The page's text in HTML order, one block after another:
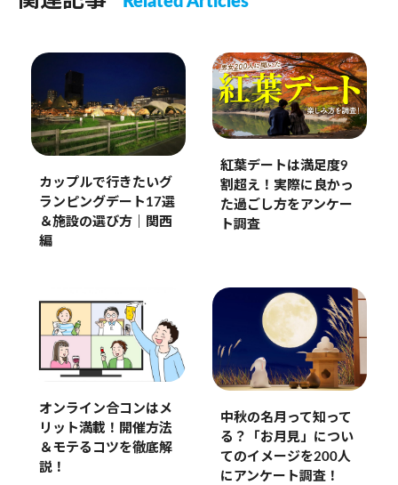
カップルで行きたいグ
ランピングデート17選
＆施設の選び方｜関西
編
紅葉デートは満足度9
割超え！実際に良かっ
た過ごし方をアンケー
ト調査
オンライン合コンはメ
リット満載！開催方法
＆モテるコツを徹底解
説！
中秋の名月って知って
る？「お月見」につい
てのイメージを200人
にアンケート調査！